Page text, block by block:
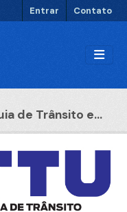
Entrar Contato
de Trânsito e...